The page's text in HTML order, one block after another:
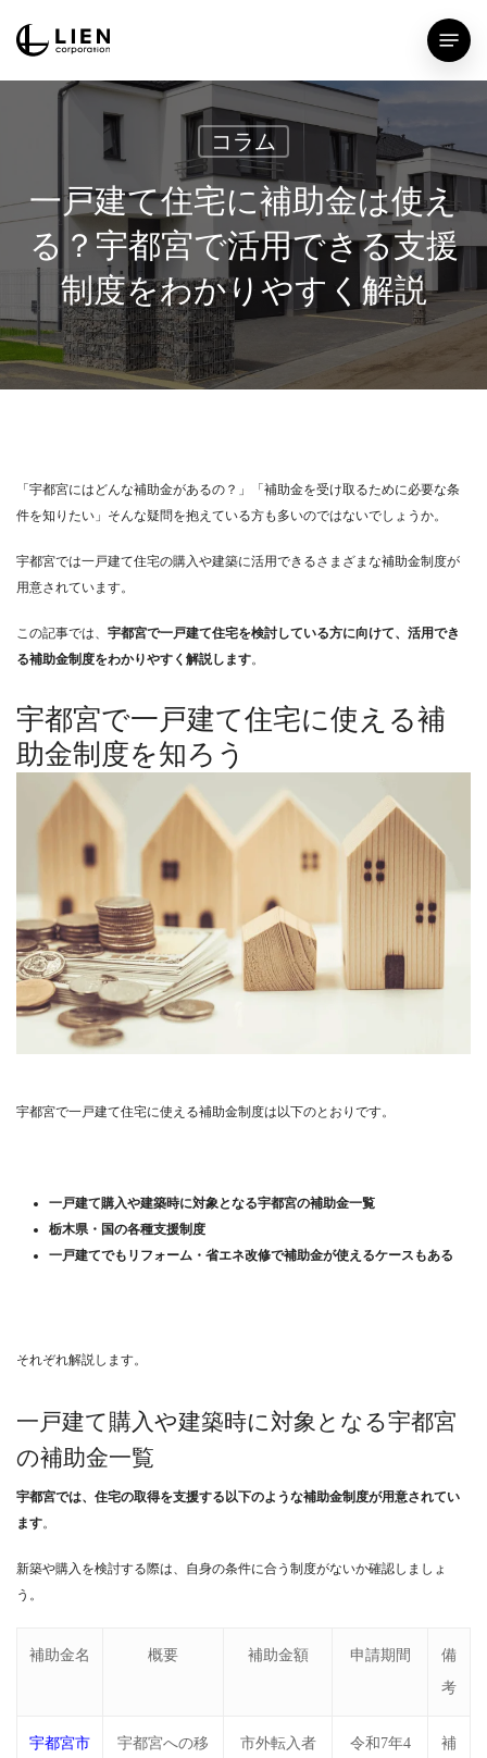
Menu
コラム
一戸建て住宅に補助金は使え
る？宇都宮で活用できる支援
制度をわかりやすく解説
「宇都宮にはどんな補助金があるの？」「補助金を受け取るために必要な条
件を知りたい」そんな疑問を抱えている方も多いのではないでしょうか。
宇都宮では一戸建て住宅の購入や建築に活用できるさまざまな補助金制度が
用意されています。
この記事では、 宇都宮で一戸建て住宅を検討している方に向けて、活用でき
る補助金制度をわかりやすく解説します。
宇都宮で一戸建て住宅に使える補
助金制度を知ろう
宇都宮で一戸建て住宅に使える補助金制度は以下のとおりです。
一戸建て購入や建築時に対象となる宇都宮の補助金一覧
栃木県・国の各種支援制度
一戸建てでもリフォーム・省エネ改修で補助金が使えるケースもある
それぞれ解説します。
一戸建て購入や建築時に対象となる宇都宮
の補助金一覧
宇都宮では、住宅の取得を支援する以下のような補助金制度が用意されてい
ます。
新築や購入を検討する際は、自身の条件に合う制度がないか確認しましょ
う。
補助金名 概要 補助金額 申請期間
備
考
宇都宮市
宇都宮への移
市外転入者
令和7年4
補